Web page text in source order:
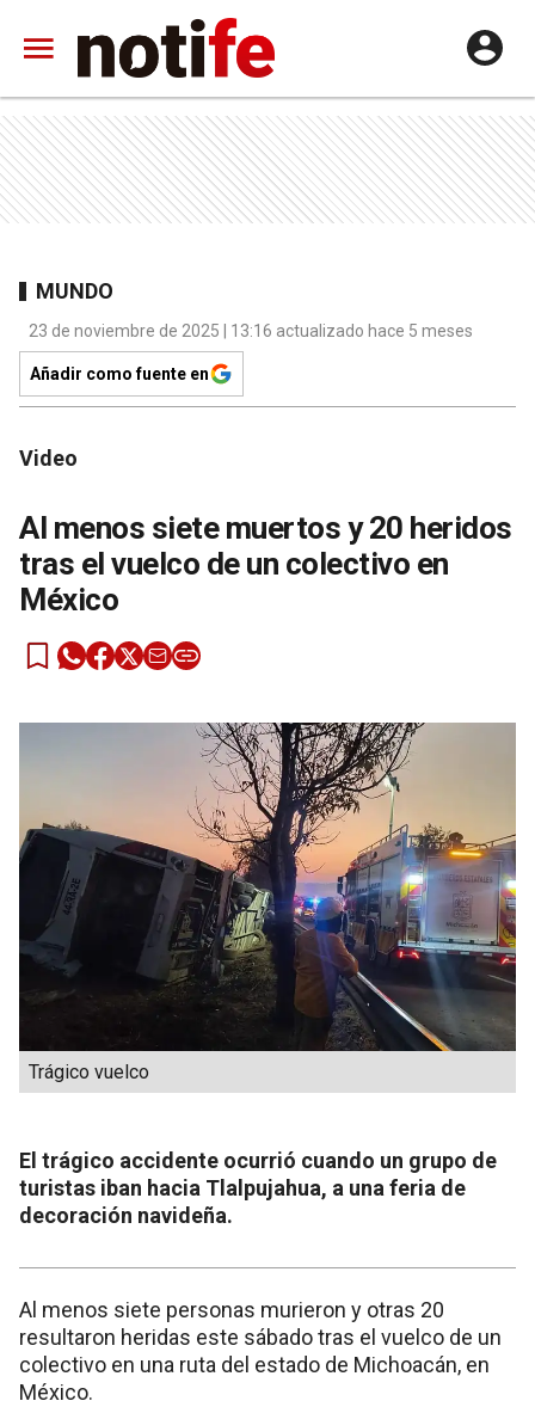
MUNDO
23 de noviembre de 2025 | 13:16 actualizado hace 5 meses
Añadir como fuente en
Video
Al menos siete muertos y 20 heridos
tras el vuelco de un colectivo en
México
Trágico vuelco
El trágico accidente ocurrió cuando un grupo de
turistas iban hacia Tlalpujahua, a una feria de
decoración navideña.
Al menos siete personas murieron y otras 20
resultaron heridas este sábado tras el vuelco de un
colectivo en una ruta del estado de Michoacán, en
México.